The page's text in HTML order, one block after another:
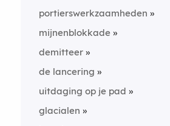
portierswerkzaamheden
mijnenblokkade
demitteer
de lancering
uitdaging op je pad
glacialen